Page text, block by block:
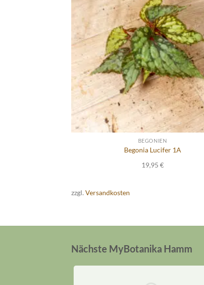
BEGONIEN
Begonia Lucifer 1A
19,95 €
zzgl. Versandkosten
Nächste MyBotanika Hamm